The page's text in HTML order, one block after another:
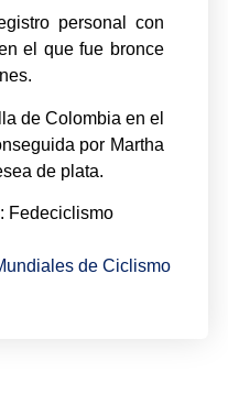
personal con
el que fue bronce
de Colombia en el
por Martha
de plata.
Fedeciclismo
de Ciclismo